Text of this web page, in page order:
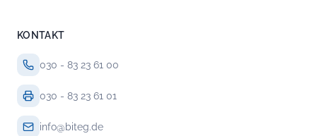
KONTAKT
030 - 83 23 61 00
030 - 83 23 61 01
info@biteg.de